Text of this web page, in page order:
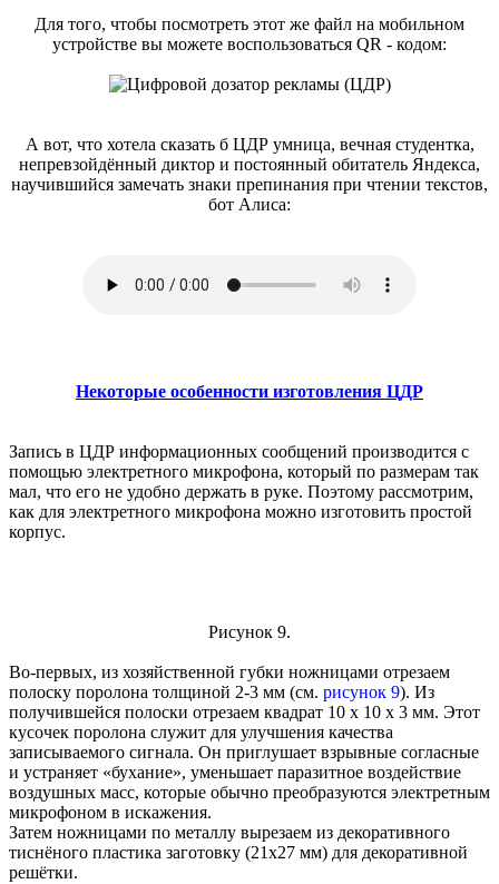
Для того, чтобы посмотреть этот же файл на мобильном
устройстве вы можете воспользоваться QR - кодом:
А вот, что хотела сказать б ЦДР умница, вечная студентка,
непревзойдённый диктор и постоянный обитатель Яндекса,
научившийся замечать знаки препинания при чтении текстов,
бот Алиса:
Некоторые особенности изготовления ЦДР
Запись в ЦДР информационных сообщений производится с
помощью электретного микрофона, который по размерам так
мал, что его не удобно держать в руке. Поэтому рассмотрим,
как для электретного микрофона можно изготовить простой
корпус.
Рисунок 9.
Во-первых, из хозяйственной губки ножницами отрезаем
полоску поролона толщиной 2-3 мм (см. рисунок 9). Из
получившейся полоски отрезаем квадрат 10 х 10 х 3 мм. Этот
кусочек поролона служит для улучшения качества
записываемого сигнала. Он приглушает взрывные согласные
и устраняет «бухание», уменьшает паразитное воздействие
воздушных масс, которые обычно преобразуются электретным
микрофоном в искажения.
Затем ножницами по металлу вырезаем из декоративного
тиснёного пластика заготовку (21х27 мм) для декоративной
решётки.